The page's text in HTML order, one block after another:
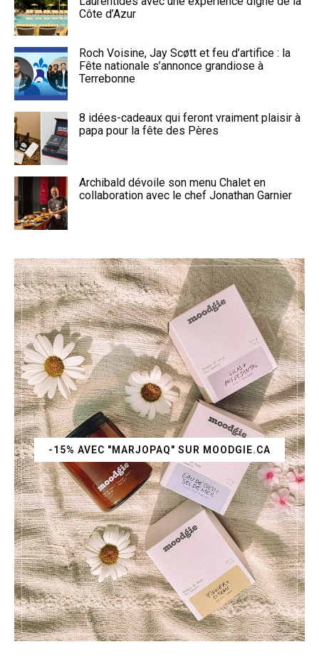
Côte d’Azur
Roch Voisine, Jay Scøtt et feu d’artifice : la
Fête nationale s’annonce grandiose à
Terrebonne
8 idées-cadeaux qui feront vraiment plaisir à
papa pour la fête des Pères
Archibald dévoile son menu Chalet en
collaboration avec le chef Jonathan Garnier
-15% AVEC "MARJOPAQ" SUR MOODGIE.CA